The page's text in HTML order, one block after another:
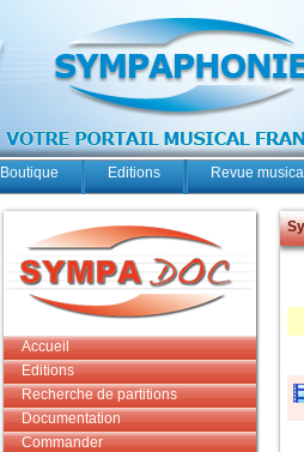
Boutique Editions Revue
Accueil
Editions
Recherche de partitions
Documentation
Commander